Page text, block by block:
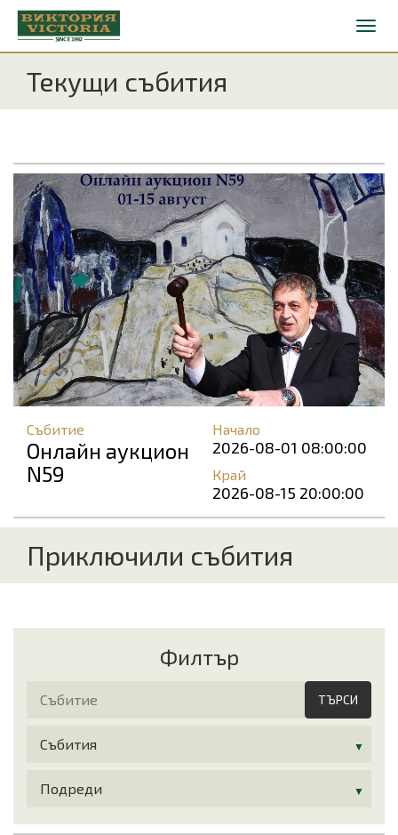
Текущи събития
Събитие
Онлайн аукцион
N59
Начало
2026-08-01 08:00:00
Край
2026-08-15 20:00:00
Приключили събития
Филтър
ТЪРСИ